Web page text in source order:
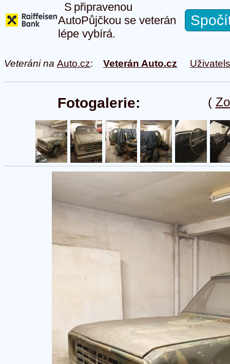
S připravenou
AutoPůjčkou se veterán
lépe vybírá.
Veteráni na Auto.cz: Veterán Auto.cz
(
Fotogalerie: